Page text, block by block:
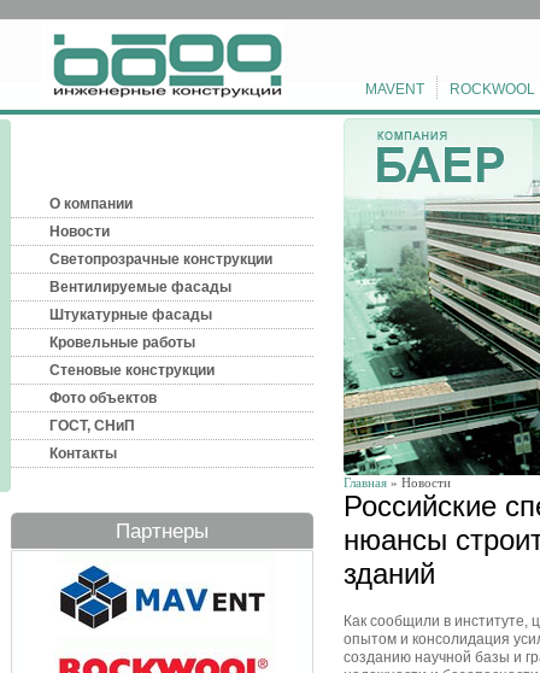
MAVENT ROCKWOOL
О компании
Новости
Светопрозрачные конструкции
Вентилируемые фасады
Штукатурные фасады
Кровельные работы
Стеновые конструкции
Фото объектов
ГОСТ, СНиП
Контакты
Партнеры
Главная » Новости
Российские
нюансы
зданий
Как сообщили в
опытом и консолидация
созданию научной базы и